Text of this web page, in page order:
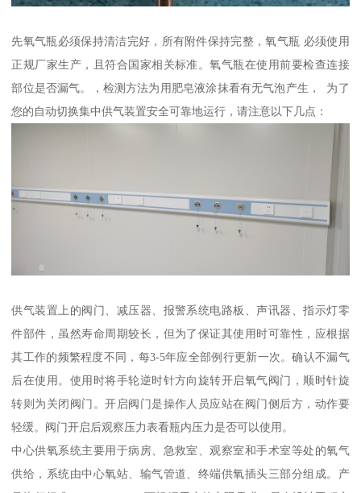
先氧气瓶必须保持清洁完好，所有附件保持完整，氧气瓶 必须使用
正规厂家生产，且符合国家相关标准。氧气瓶在使用前要检查连接
部位是否漏气。，检测方法为用肥皂液涂抹看有无气泡产生， 为了
您的自动切换集中供气装置安全可靠地运行，请注意以下几点：
供气装置上的阀门、减压器、报警系统电路板、声讯器、指示灯零
件部件，虽然寿命周期较长，但为了保证其使用时可靠性，应根据
其工作的频繁程度不同，每3-5年应全部例行更新一次。确认不漏气
后在使用。使用时将手轮逆时针方向旋转开启氧气阀门，顺时针旋
转则为关闭阀门。开启阀门是操作人员应站在阀门侧后方，动作要
轻缓。阀门开启后观察压力表看瓶内压力是否可以使用。
中心供氧系统主要用于病房、急救室、观察室和手术室等处的氧气
供给，系统由中心氧站、输气管道、终端供氧插头三部分组成。产